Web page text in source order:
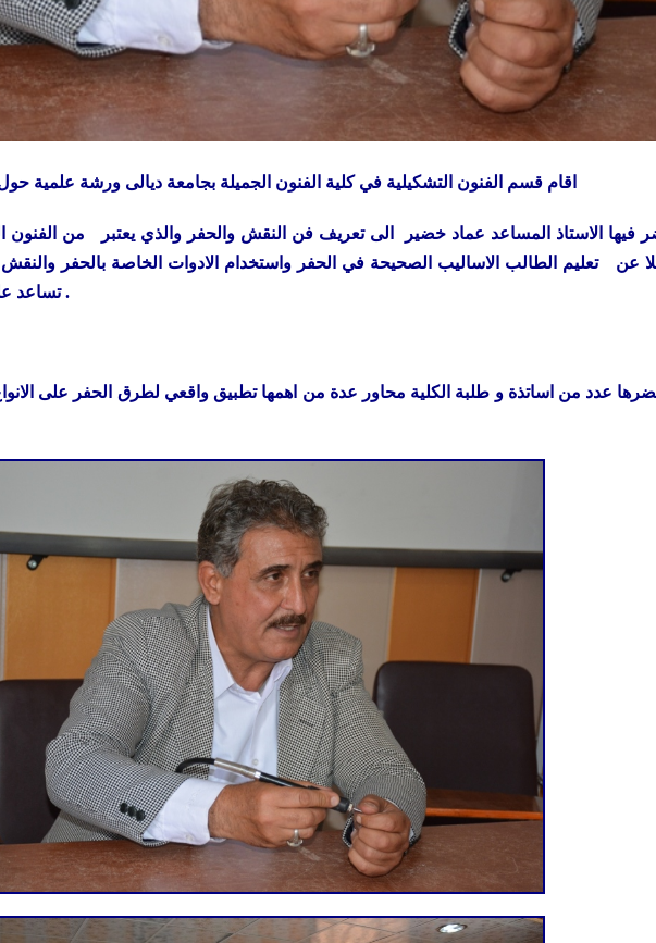
اقام قسم الفنون التشكيلية في كلية الفنون الجميلة بجامعة ديالى ورشة علمية
الاستاذ المساعد عماد خضير الى تعريف فن النقش والحفر والذي يعتبر من الفنون
عن تعليم الطالب الاساليب الصحيحة في الحفر واستخدام الادوات الخاصة بالحفر
تساعد على النقش بصورة سريعة ودقيقة لتزيد من جمالية العمل .